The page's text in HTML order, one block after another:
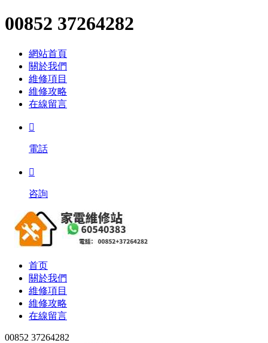
00852 37264282
網站首頁
關於我們
維修項目
維修攻略
在線留言

電話

咨詢
首页
關於我們
維修項目
維修攻略
在線留言
00852 37264282